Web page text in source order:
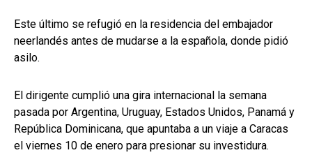
Este último se refugió en la residencia del embajador
neerlandés antes de mudarse a la española, donde pidió
asilo.
El dirigente cumplió una gira internacional la semana
pasada por Argentina, Uruguay, Estados Unidos, Panamá y
República Dominicana, que apuntaba a un viaje a Caracas
el viernes 10 de enero para presionar su investidura.